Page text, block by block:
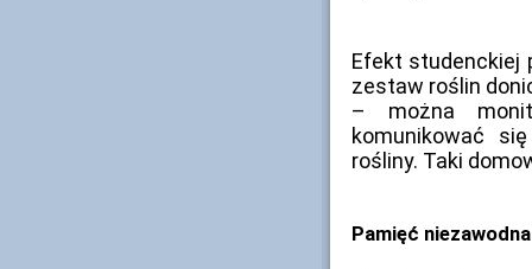
Efekt studenckiej
zestaw roślin
– można
komunikować
rośliny. Taki
Pamięć